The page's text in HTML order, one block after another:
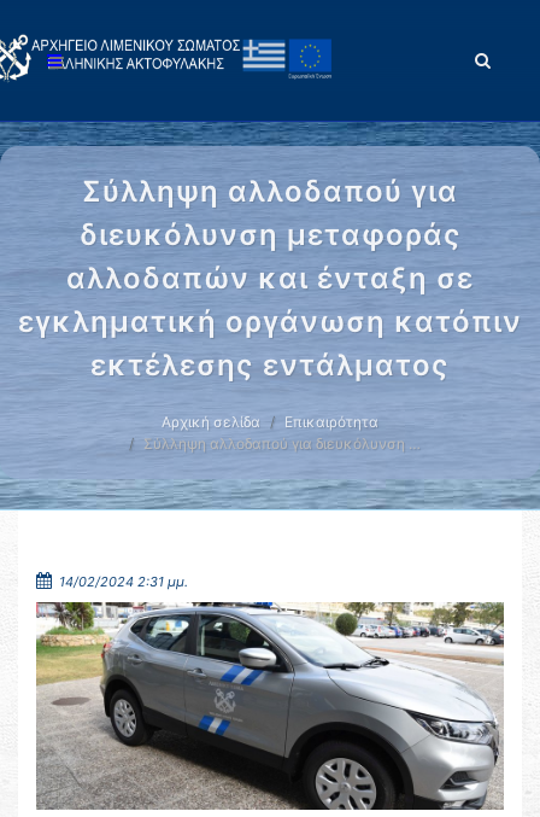
Σύλληψη αλλοδαπού για
διευκόλυνση μεταφοράς
αλλοδαπών και ένταξη σε
εγκληματική οργάνωση κατόπιν
εκτέλεσης εντάλματος
Αρχική σελίδα
Επικαιρότητα
Σύλληψη αλλοδαπού για διευκόλυνση …
14/02/2024 2:31 μμ.